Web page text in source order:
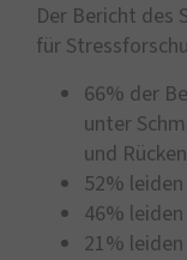
Der Bericht des
für
66% der
unter
und
52%
46%
21%